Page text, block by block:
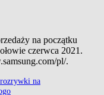
na początku
czerwca 2021.
pl/.
rozrywki na